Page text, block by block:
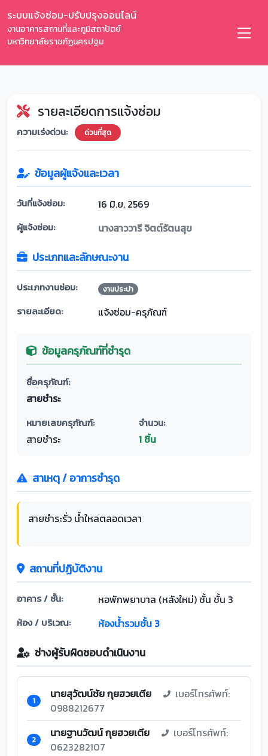
ระบบแจ้งซ่อม-ปรับปรุงออนไลน์
งานอาคารสถานที่และภูมิสถาปัตย์
มหาวิทยาลัยราชภัฏนครปฐม
รายละเอียดการแจ้งซ่อม
ความเร่งด่วน: ด่วนที่สุด
ข้อมูลผู้แจ้งและเวลา
วันที่แจ้งซ่อม: 16 มิ.ย. 2569
ผู้แจ้งซ่อม: นางสาววารี จิตต์รัตนสุข
ประเภทและลักษณะงาน
ประเภทงานซ่อม: งานประปา
รายละเอียด: แจ้งซ่อม-ครุภัณฑ์
ข้อมูลครุภัณฑ์ที่ชำรุด
ชื่อครุภัณฑ์:
สายชำระ
หมายเลขครุภัณฑ์:
สายชำระ
จำนวน:
1 ชิ้น
สาเหตุ / อาการชำรุด
สายชำระรั่ว น้ำใหลตลอดเวลา
สถานที่ปฏิบัติงาน
อาคาร / ชั้น: หอพักพยาบาล (หลังใหม่) ชั้น ชั้น 3
ห้อง / บริเวณ: ห้องน้ำรวมชั้น 3
ช่างผู้รับผิดชอบดำเนินงาน
1 นายสุวัฒน์ชัย กุยฮวยเตีย
เบอร์โทรศัพท์:
0988212677
2 นายฐานวัฒน์ กุยฮวยเตีย
เบอร์โทรศัพท์:
0623282107